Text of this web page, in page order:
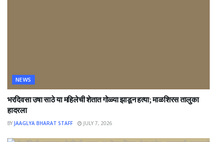
NEWS
भरदिवसा उषा साठे या महिलेची शेतात गोळ्या झाडून हत्या; माळशिरस तालुका
हादरला
BY JAAGLYA BHARAT STAFF JULY 7, 2026